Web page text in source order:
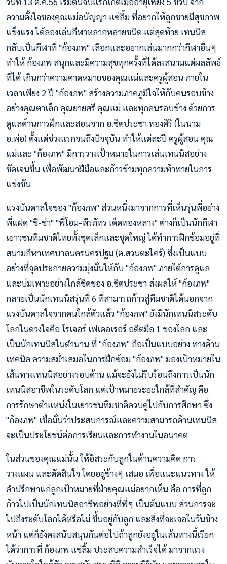
ความตั้งใจของคุณแม่อนัญญา แซ่ลิ้ม ที่อยากให้ลูกชายมีสุขภาพ
แข็งแรง ได้ลองเล่นกีฬาหลากหลายชนิด แต่สุดท้าย เทนนิส
กลับเป็นกีฬาที่ "ก้องภพ" เลือกและอยากเล่นมากกว่ากีฬาอื่นๆ
ทำให้ ก้องภพ สนุกและมีความสุขทุกครั้งที่ได้ลงสนามแต่ผลลัพธ์
ที่ได้ เกินกว่าความคาดหมายของคุณแม่และครูผู้สอน ภายใน
เวลาเพียง 2 ปี "ก้องภพ" สร้างความภาคภูมิใจให้กับคนรอบข้าง
อย่างคุณตาเล็ก คุณยายศรี คุณแม่ และทุกคนรอบข้าง ด้วยการ
ดูแลด้านการฝึกและสอนจาก อ.ชิตประชา ทองศิริ (ในนาม
อ.พ่อ) ตั้งแต่ช่วงแรกจนถึงปัจจุบัน ทำให้แต่ละปี ครูผู้สอน คุณ
แม่และ "ก้องภพ" มีการวางเป้าหมายในการเล่นเทนนิสอย่าง
ชัดเจนขึ้น เพื่อพัฒนาฝีมือและก้าวข้ามทุกความท้าทายในการ
แข่งขัน
แรงบันดาลใจของ "ก้องภพ" ส่วนหนึ่งมาจากการที่เห็นรุ่นพี่อย่าง
พี่แฝด "ซี-ซ่า" "พี่โอม-พีรภัทร เด็ดทองหลาง" ต่างก็เป็นนักกีฬา
เยาวชนทีมชาติไทยทั้งชุดเล็กและชุดใหญ่ ได้ทำการฝึกซ้อมอยู่ที่
สนามกีฬาเทศบาลนครนครปฐม (ต.สวนตะไคร้) ซึ่งเป็นแบบ
อย่างที่จุดประกายความมุ่งมั่นให้กับ "ก้องภพ" ภายใต้การดูแล
และบ่มเพาะอย่างใกล้ชิดของ อ.ชิตประชา ส่งผลให้ "ก้องภพ"
กลายเป็นนักเทนนิสรุ่นที่ 6 ที่สามารถก้าวสู่ทีมชาติได้นอกจาก
แรงบันดาลใจจากคนใกล้ตัวแล้ว "ก้องภพ" ยังมีนักเทนนิสระดับ
โลกในดวงใจคือ โรเจอร์ เฟเดอเรอร์ อดีตมือ 1 ของโลก และ
เป็นนักเทนนิสในตำนาน ที่ "ก้องภพ" ถือเป็นแบบอย่าง ทางด้าน
เทคนิค ความสม่ำเสมอในการฝึกซ้อม "ก้องภพ" มองเป้าหมายใน
เส้นทางเทนนิสอย่างรอบด้าน แม้จะยังไม่รีบร้อนถึงการเป็นนัก
เทนนิสอาชีพในระดับโลก แต่เป้าหมายระยะใกล้ที่สำคัญ คือ
การรักษาตำแหน่งในเยาวชนทีมชาติควบคู่ไปกับการศึกษา ซึ่ง
"ก้องภพ" เชื่อมั่นว่าประสบการณ์และความสามารถด้านเทนนิส
จะเป็นประโยชน์ต่อการเรียนและการทำงานในอนาคต
ในส่วนของคุณแม่นั้น ให้อิสระกับลูกในด้านความคิด การ
วางแผน และตัดสินใจ โดยอยู่ข้างๆ เสมอ เพื่อแนะแนวทาง ให้
คำปรึกษาแก่ลูกเป้าหมายที่ฝ่ายคุณแม่อยากเห็น คือ การที่ลูก
ก้าวไปเป็นนักเทนนิสอาชีพอย่างที่พี่ๆ เป็นต้นแบบ ส่วนการจะ
ไปถึงระดับโลกได้หรือไม่ ขึ้นอยู่กับลูก และสิ่งที่จะเจอในวันข้าง
หน้า แต่ก็ยังคงสนับสนุนกันต่อไปถ้าลูกยังอยู่ในเส้นทางนี้เรียก
ได้ว่าการที่ ก้องภพ แซ่ลิ้ม ประสบความสำเร็จได้ มาจากแรง